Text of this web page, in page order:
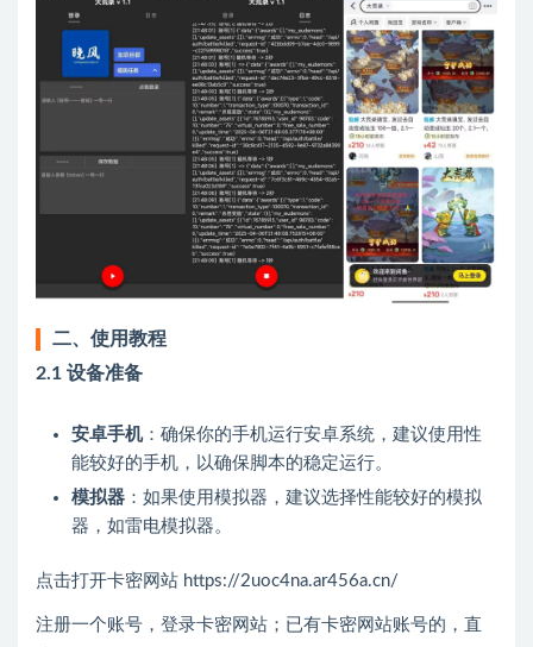
二、使用教程
2.1 设备准备
安卓手机：确保你的手机运行安卓系统，建议使用性
能较好的手机，以确保脚本的稳定运行。
模拟器 ：如果使用模拟器，建议选择性能较好的模拟
器，如雷电模拟器。
点击打开卡密网站 https://2uoc4na.ar456a.cn/
注册一个账号，登录卡密网站；已有卡密网站账号的，直